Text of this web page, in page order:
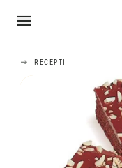
RECEPTI